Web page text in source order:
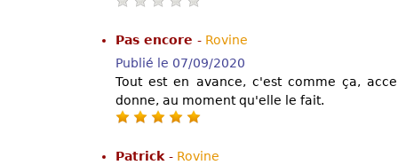
Pas encore - Rovine
Publié le 07/09/2020
Tout est en avance, c'est comme ça,
donne, au moment qu'elle le fait.
Patrick - Rovine